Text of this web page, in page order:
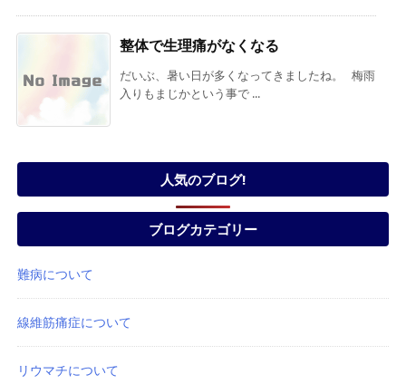
整体で生理痛がなくなる
だいぶ、暑い日が多くなってきましたね。 梅雨
入りもまじかという事で ...
人気のブログ!
ブログカテゴリー
難病について
線維筋痛症について
リウマチについて